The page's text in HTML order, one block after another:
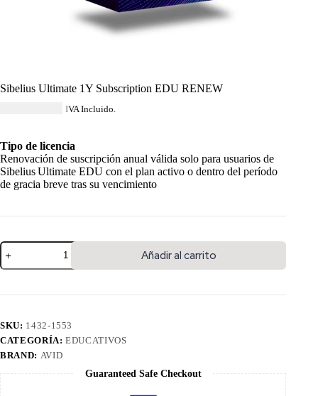
Sibelius Ultimate 1Y Subscription EDU RENEW
IVA Incluido.
Tipo de licencia
Renovación de suscripción anual válida solo para usuarios de
Sibelius Ultimate EDU con el plan activo o dentro del período
de gracia breve tras su vencimiento
Añadir al carrito
SKU: 1432-1553
CATEGORÍA:EDUCATIVOS
BRAND: AVID
Guaranteed Safe Checkout